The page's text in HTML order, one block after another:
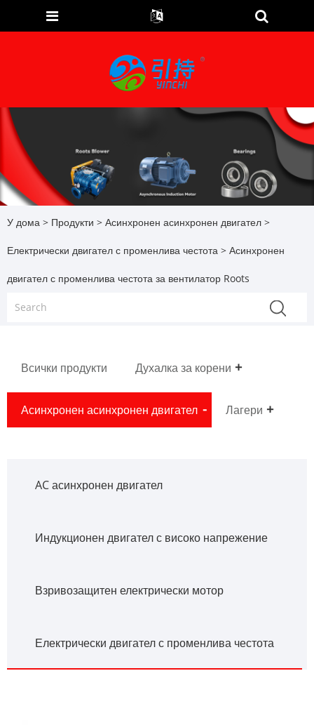
У дома > Продукти > Асинхронен асинхронен двигател >
Електрически двигател с променлива честота > Асинхронен
двигател с променлива честота за вентилатор Roots
Всички продукти Духалка за корени
Асинхронен асинхронен двигател Лагери
AC асинхронен двигател
Индукционен двигател с високо напрежение
Взривозащитен електрически мотор
Електрически двигател с променлива честота